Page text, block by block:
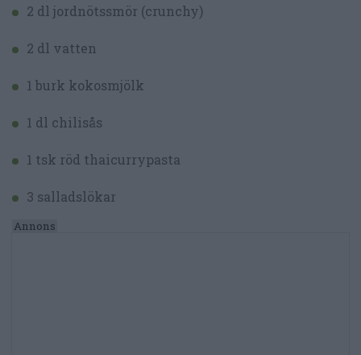
2 dl jordnötssmör (crunchy)
2 dl vatten
1 burk kokosmjölk
1 dl chilisås
1 tsk röd thaicurrypasta
3 salladslökar